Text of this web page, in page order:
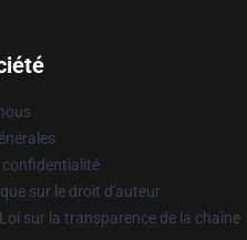
confidentialité
sur le droit d'auteur
sur la transparence de la chaîne